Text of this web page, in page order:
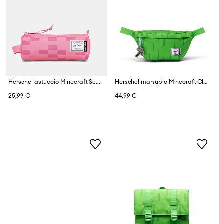
Herschel astuccio Minecraft Settlement
25,99 €
Herschel marsupio Minecraft Classic™
44,99 €